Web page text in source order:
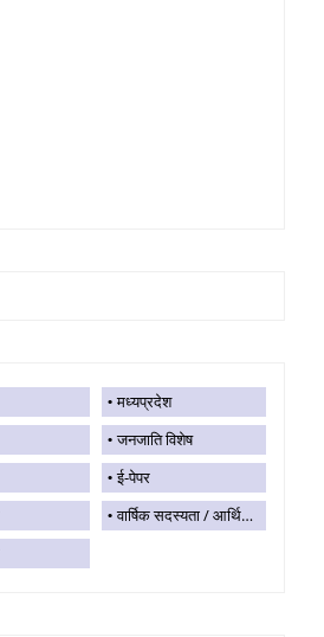
मध्यप्रदेश
जनजाति विशेष
ई-पेपर
वार्षिक सदस्यता / आर्थिक सहयोग